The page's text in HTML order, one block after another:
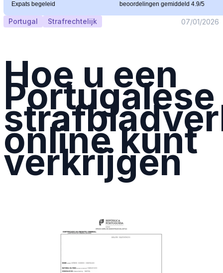
Expats begeleid beoordelingen gemiddeld 4.9/5
Portugal Strafrechtelijk 07/01/2026
Hoe u een
Portugalese
online kunt
verkrijgen